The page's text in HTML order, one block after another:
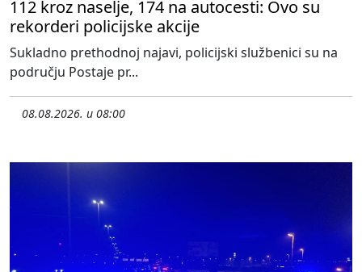
112 kroz naselje, 174 na autocesti: Ovo su
rekorderi policijske akcije
Sukladno prethodnoj najavi, policijski službenici su na
području Postaje pr...
08.08.2026. u 08:00